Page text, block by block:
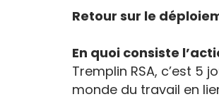
Retour sur le
En quoi consiste
Tremplin RSA, c’est
monde du travail en